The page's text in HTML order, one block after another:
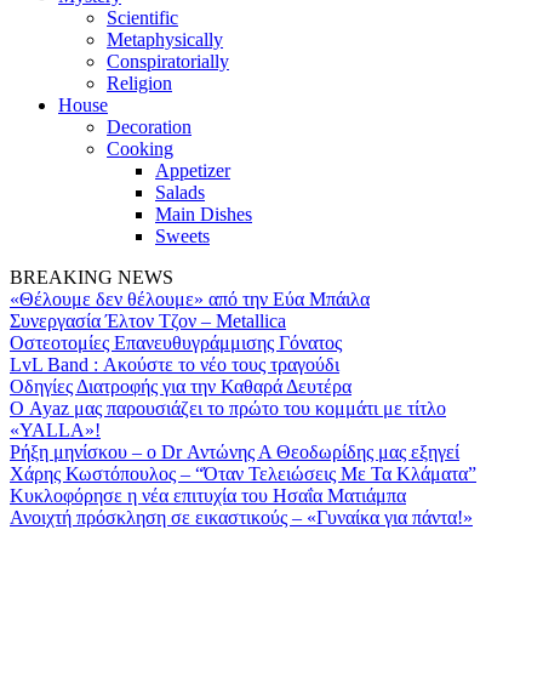
Scientific
Metaphysically
Conspiratorially
Religion
House
Decoration
Cooking
Appetizer
Salads
Main Dishes
Sweets
BREAKING NEWS
«Θέλουμε δεν θέλουμε» από την Εύα Μπάιλα
Συνεργασία Έλτον Τζον – Metallica
Οστεοτομίες Επανευθυγράμμισης Γόνατος
LvL Band : Ακούστε το νέο τους τραγούδι
Οδηγίες Διατροφής για την Καθαρά Δευτέρα
Ο Ayaz μας παρουσιάζει το πρώτο του κομμάτι με τίτλο
«YALLA»!
Ρήξη μηνίσκου – o Dr Αντώνης Α Θεοδωρίδης μας εξηγεί
Χάρης Κωστόπουλος – “Όταν Τελειώσεις Με Τα Κλάματα”
Κυκλοφόρησε η νέα επιτυχία του ­Ησαΐα Ματιάμπα­
Ανοιχτή πρόσκληση σε εικαστικούς – «Γυναίκα για πάντα!»